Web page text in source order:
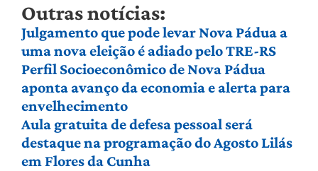
Outras notícias:
Julgamento que pode levar Nova Pádua a
uma nova eleição é adiado pelo TRE-RS
Perfil Socioeconômico de Nova Pádua
aponta avanço da economia e alerta para
envelhecimento
Aula gratuita de defesa pessoal será
destaque na programação do Agosto Lilás
em Flores da Cunha